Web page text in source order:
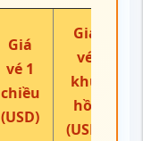
Giá
vé 1
chiều
(USD)
Giá
vé
khứ
hồi
(USD)